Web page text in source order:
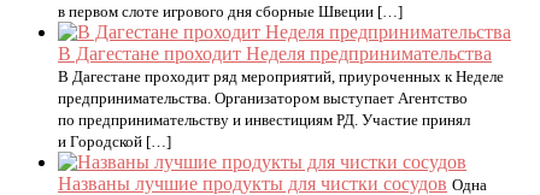
в первом слоте игрового дня сборные Швеции […]
В Дагестане проходит Неделя предпринимательства
В Дагестане проходит ряд мероприятий, приуроченных к Неделе
предпринимательства. Организатором выступает Агентство
по предпринимательству и инвестициям РД. Участие принял
и Городской […]
Названы лучшие продукты для чистки сосудов Одна